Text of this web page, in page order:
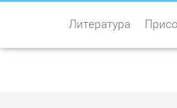
Литература